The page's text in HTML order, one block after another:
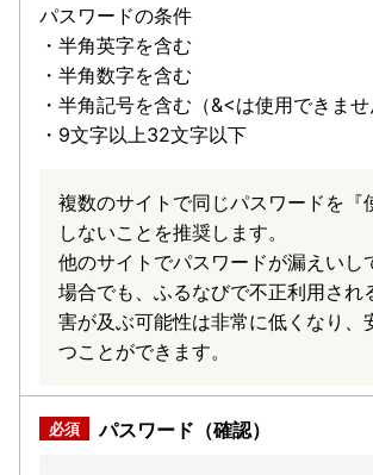
パスワードの条件
・半角英字を含む
・半角数字を含む
・半角記号を含む（&<は使用できませ
・9文字以上32文字以下
複数のサイトで同じパスワードを『
しないことを推奨します。
他のサイトでパスワードが漏えいし
場合でも、ふるなびで不正利用され
害が及ぶ可能性は非常に低くなり、
つことができます。
パスワード（確認）